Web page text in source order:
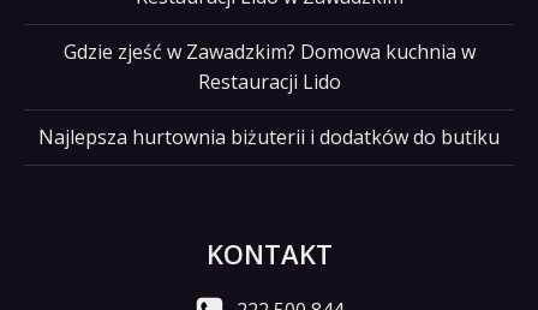
Gdzie zjeść w Zawadzkim? Domowa kuchnia w
Restauracji Lido
Najlepsza hurtownia biżuterii i dodatków do butiku
KONTAKT